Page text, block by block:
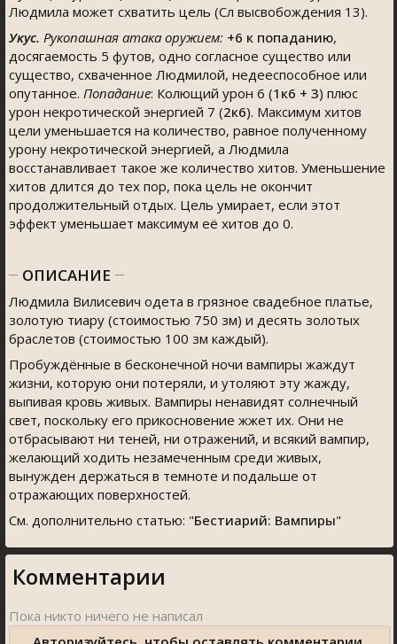
Людмила может схватить цель (Сл высвобождения 13).
Укус. Рукопашная атака оружием: +6 к попаданию,
досягаемость 5 футов, одно согласное существо или
существо, схваченное Людмилой, недееспособное или
опутанное. Попадание: Колющий урон 6 (1к6 + 3) плюс
урон некротической энергией 7 (2к6). Максимум хитов
цели уменьшается на количество, равное полученному
урону некротической энергией, а Людмила
восстанавливает такое же количество хитов. Уменьшение
хитов длится до тех пор, пока цель не окончит
продолжительный отдых. Цель умирает, если этот
эффект уменьшает максимум её хитов до 0.
ОПИСАНИЕ
Людмила Вилисевич одета в грязное свадебное платье,
золотую тиару (стоимостью 750 зм) и десять золотых
браслетов (стоимостью 100 зм каждый).
Пробуждённые в бесконечной ночи вампиры жаждут
жизни, которую они потеряли, и утоляют эту жажду,
выпивая кровь живых. Вампиры ненавидят солнечный
свет, поскольку его прикосновение жжет их. Они не
отбрасывают ни теней, ни отражений, и всякий вампир,
желающий ходить незамеченным среди живых,
вынужден держаться в темноте и подальше от
отражающих поверхностей.
См. дополнительно статью: "Бестиарий: Вампиры"
Комментарии